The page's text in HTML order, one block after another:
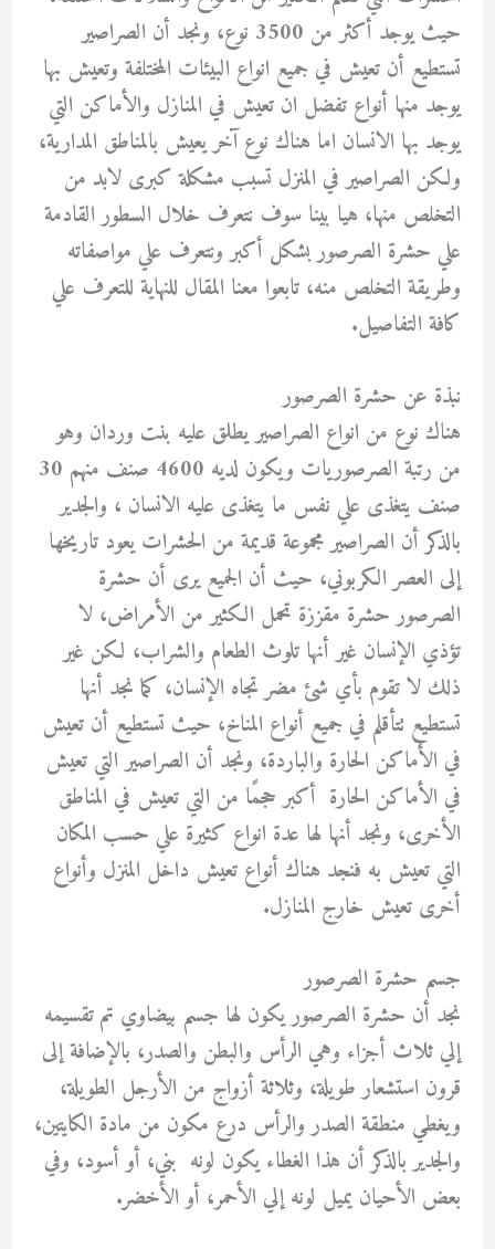
حيث يوجد أكثر من 3500 نوع، ونجد أن الصراصير
تستطيع أن تعيش في جميع انواع البيئات المختلفة وتعيش بها
يوجد منها أنواع تفضل ان تعيش في المنازل والأماكن التي
يوجد بها الانسان اما هناك نوع آخر يعيش بالمناطق المدارية،
ولكن الصراصير في المنزل تسبب مشكلة كبرى لابد من
التخلص منها، هيا بينا سوف نتعرف خلال السطور القادمة
علي حشرة الصرصور بشكل أكبر ونتعرف علي مواصفاته
وطريقة التخلص منه، تابعوا معنا المقال للنهاية للتعرف علي
كافة التفاصيل.
نبذة عن حشرة الصرصور
هناك نوع من انواع الصراصير يطلق عليه بنت وردان وهو
من رتبة الصرصوريات ويكون لديه 4600 صنف منهم 30
صنف يتغذى علي نفس ما يتغذى عليه الانسان ، والجدير
بالذكر أن الصراصير مجموعة قديمة من الحشرات يعود تاريخها
إلى العصر الكربوني، حيث أن الجميع يرى أن حشرة
الصرصور حشرة مقززة تحمل الكثير من الأمراض، لا
تؤذي الإنسان غير أنها تلوث الطعام والشراب، لكن غير
ذلك لا تقوم بأي شئ مضر تجاه الإنسان، كما نجد أنها
تستطيع تتأقلم في جميع أنواع المناخ، حيث تستطيع أن تعيش
في الأماكن الحارة والباردة، ونجد أن الصراصير التي تعيش
في الأماكن الحارة أكبر حجمًا من التي تعيش في المناطق
الأخرى، ونجد أنها لها عدة انواع كثيرة علي حسب المكان
التي تعيش به فنجد هناك أنواع تعيش داخل المنزل وأنواع
أخرى تعيش خارج المنازل.
جسم حشرة الصرصور
نجد أن حشرة الصرصور يكون لها جسم بيضاوي تم تقسيمه
إلي ثلاث أجزاء وهي الرأس والبطن والصدر، بالإضافة إلى
قرون استشعار طويلة، وثلاثة أزواج من الأرجل الطويلة،
ويغطي منطقة الصدر والرأس درع مكون من مادة الكايتين،
والجدير بالذكر أن هذا الغطاء يكون لونه بني، أو أسود، وفي
بعض الأحيان يميل لونه إلي الأحمر، أو الأخضر.